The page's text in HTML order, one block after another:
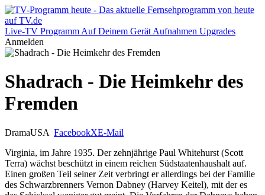
Live-TV Programm Auf Deinem Gerät Aufnahmen Upgrades
Anmelden
Shadrach - Die Heimkehr des
Fremden
DramaUSA FacebookXE-Mail
Virginia, im Jahre 1935. Der zehnjährige Paul Whitehurst (Scott
Terra) wächst beschützt in einem reichen Südstaatenhaushalt auf.
Einen großen Teil seiner Zeit verbringt er allerdings bei der Familie
des Schwarzbrenners Vernon Dabney (Harvey Keitel), mit der es